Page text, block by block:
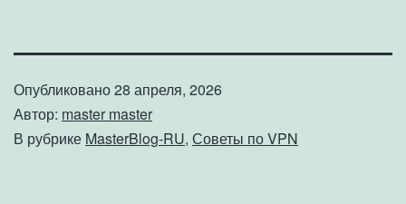
Опубликовано28 апреля, 2026
Автор: master master
В рубрике MasterBlog-RU, Советы по VPN